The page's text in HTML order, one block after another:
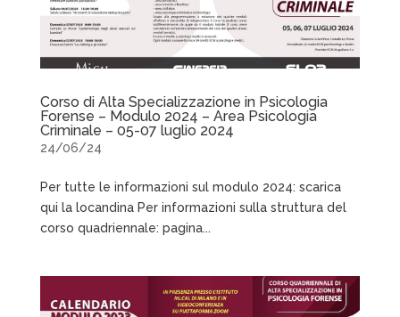
Corso di Alta Specializzazione in Psicologia
Forense – Modulo 2024 – Area Psicologia
Criminale – 05-07 luglio 2024
24/06/24
Per tutte le informazioni sul modulo 2024: scarica
qui la locandina Per informazioni sulla struttura del
corso quadriennale: pagina...